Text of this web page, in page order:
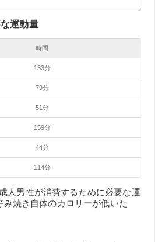
運動量
時間
133分
79分
51分
159分
44分
114分
人男性が消費するために必要な運
焼き自体のカロリーが低いた